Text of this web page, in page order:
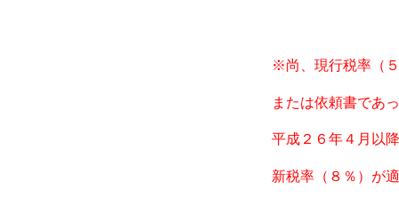
※尚、現行税率（
または依頼書であ
平成２６年４月以
新税率（８％）が